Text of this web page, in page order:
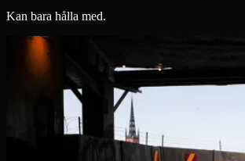
Kan bara hålla med.